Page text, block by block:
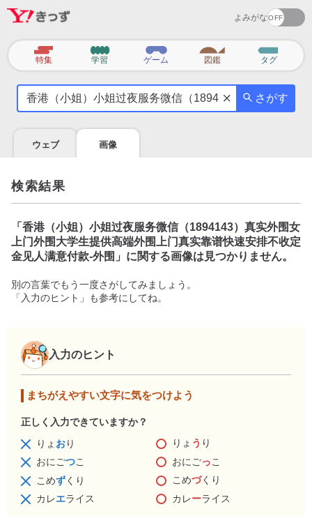
よみがな
カ
テ
特集 学習 ゲーム 図鑑 タグ
気
を
調
べ
よ
う
さがす
ウェブ 画像
検索結果
「 香港（小姐）小姐过夜服务微信（1894143）真实外围女
上门外围大学生提供高端外围上门真实靠谱快速安排不收定
金见人满意付款-外围 」に関する画像は見つかりません。
別の言葉でもう一度さがしてみましょう。
「入力のヒント」も参考にしてね。
入力のヒント
まちがえやすい文字に気をつけよう
正しく入力できていますか？
りょ おり りょ う り
おにごつこ おにごっこ
こめずくり こめづくり
カレエライス カレーライス